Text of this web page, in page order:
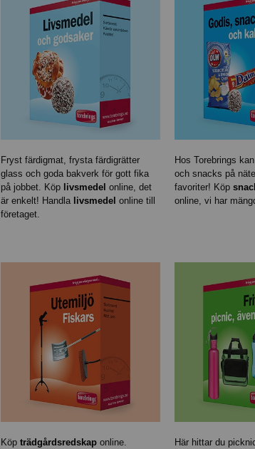
Fryst färdigmat, frysta färdigrätter
glass och goda bakverk för gott fika
på jobbet. Köp livsmedel online, det
är enkelt! Handla livsmedel online till
företaget.
Hos Torebrings
och snacks på
favoriter! Köp
online, vi har
Köpträdgårdsredskap online.
Här hittar du